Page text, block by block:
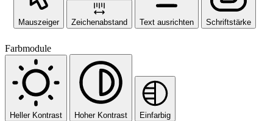
Mauszeiger Zeichenabstand Text ausrichten Schriftstärke
Farbmodule
Heller Kontrast Hoher Kontrast Einfarbig